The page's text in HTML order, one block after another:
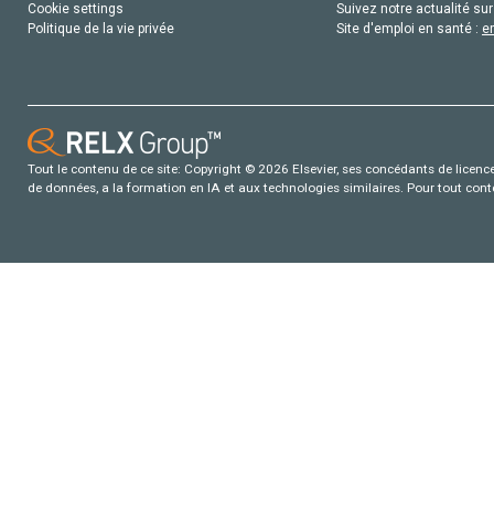
Cookie settings
Politique de la vie privée
Suivez notre actualité
Site d'emploi en santé :
Tout le contenu de ce site: Copyright © 2026 Elsevier, ses concédants de
de données, a la formation en IA et aux technologies similaires. Pour tout